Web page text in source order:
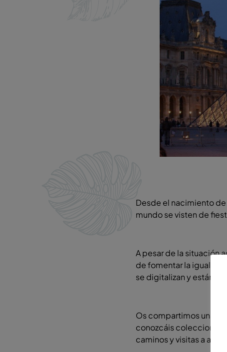
Desde el nacimiento
mundo se visten de
A pesar de la situación
defomentar la
se digitalizan y están
Os compartimos una
conozcáis colecciones
caminos y visitas a